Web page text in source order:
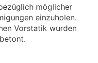
muss:
möglicher
einzuholen.
Vorstatik wurden